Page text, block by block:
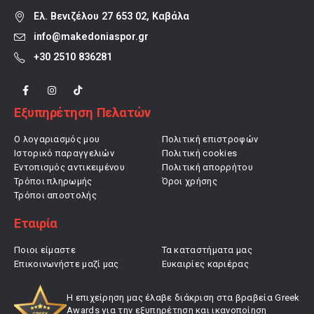
Ελ. Βενιζέλου 27 653 02, Καβάλα
info@makedoniaspor.gr
+30 2510 836281
Εξυπηρέτηση Πελατών
Ο λογαριασμός μου
Ιστορικό παραγγελιών
Εντοπισμός αντικειμένου
Τρόποι πληρωμής
Τρόποι αποστολής
Πολιτική επιστροφών
Πολιτική cookies
Πολιτική απορρήτου
Όροι χρήσης
Εταιρία
Ποιοι είμαστε
Επικοινωνήστε μαζί μας
Τα καταστήματα μας
Ευκαιρίες καριέρας
Η επιχείρηση μας έλαβε διάκριση στα βραβεία Greek
Awards για την εξυπηρέτηση και ικανοποίηση